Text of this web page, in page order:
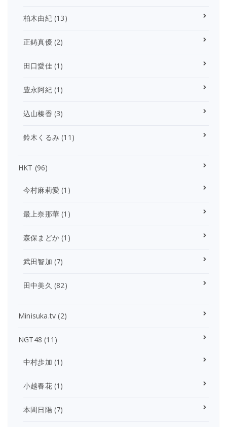
柏木由紀(13)
正鋳真優(2)
田口愛佳(1)
豊永阿紀(1)
込山榛香 (3)
鈴木くるみ (11)
HKT (96)
今村麻莉愛 (1)
最上奈那華 (1)
森保まどか (1)
武田智加 (7)
田中美久 (82)
Minisuka.tv (2)
NGT48 (11)
中村歩加 (1)
小越春花(1)
本間日陽(7)